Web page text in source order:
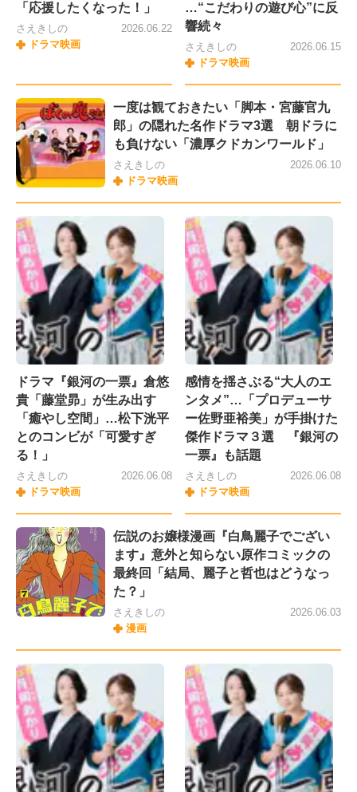
「応援したくなった！」
さえきしの
ドラマ映画
2026.06.22
…“こだわりの遊び心”に反
響続々
さえきしの
ドラマ映画
2026.06.15
一度は観ておきたい「脚本・宮藤官九
郎」の隠れた名作ドラマ3選 朝ドラに
も負けない「濃厚クドカンワールド」
さえきしの
ドラマ映画
2026.06.10
ドラマ『銀河の一票』倉悠
貴「藤堂昴」が生み出す
「癒やし空間」…松下洸平
とのコンビが「可愛すぎ
る！」
さえきしの
ドラマ映画
2026.06.08
感情を揺さぶる“大人のエ
ンタメ”…「プロデューサ
ー佐野亜裕美」が手掛けた
傑作ドラマ３選 『銀河の
一票』も話題
さえきしの
ドラマ映画
2026.06.08
伝説のお嬢様漫画『白鳥麗子でござい
ます』意外と知らない原作コミックの
最終回「結局、麗子と哲也はどうなっ
た？」
さえきしの
漫画
2026.06.03